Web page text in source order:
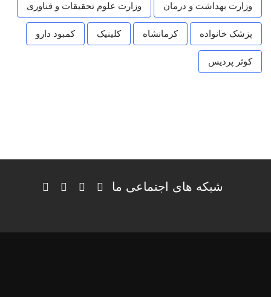
وزارت بهداشت و درمان وزارت علوم تحقیقات و فناوری
پزشک خانواده کرمانشاه کلینیک کمبود دارو
کوثر پردیس
شبکه های اجتماعی ما